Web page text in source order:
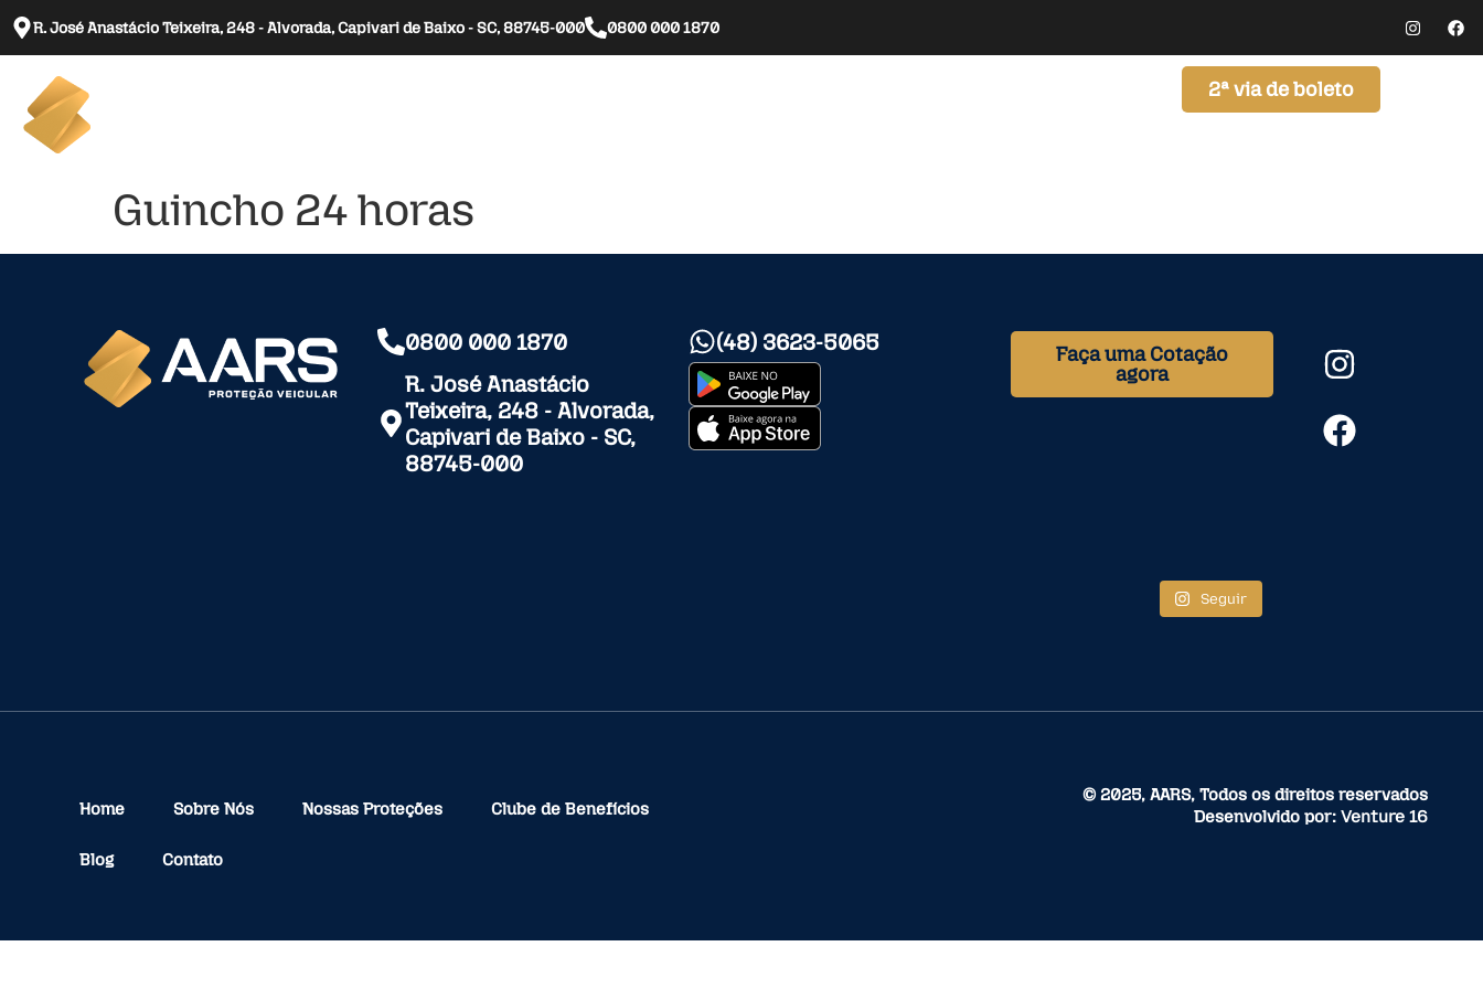
R. José Anastácio Teixeira, 248 - Alvorada, Capivari de Baixo - SC, 88745-000 0800 000 1870
2ª via de boleto
Guincho 24 horas
0800 000 1870
R. José Anastácio
Teixeira, 248 - Alvorada,
Capivari de Baixo - SC,
88745-000
(48) 3623-5065
Faça uma Cotação
agora
Seguir
Home Sobre Nós Nossas Proteções Clube de Benefícios
Blog Contato
© 2025, AARS, Todos os direitos reservados
Desenvolvido por: Venture 16